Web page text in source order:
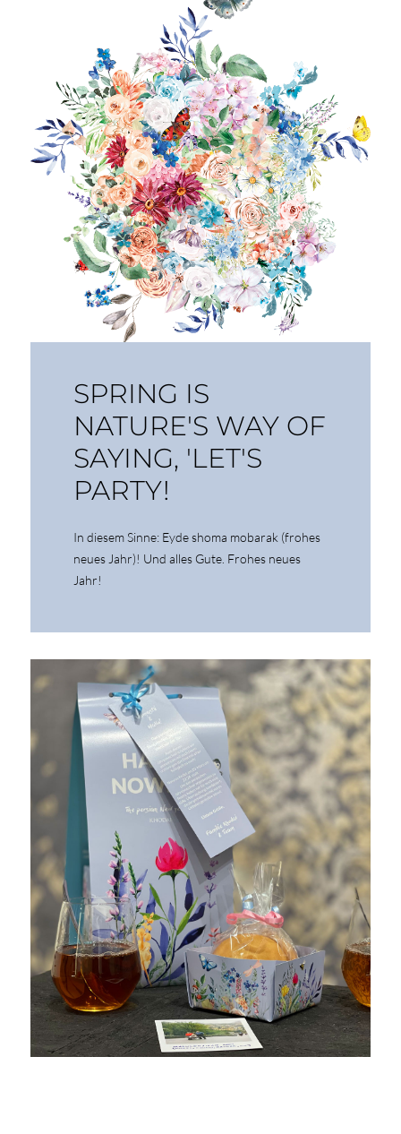
SPRING IS
NATURE'S WAY OF
SAYING, 'LET'S
PARTY!
In diesem Sinne: Eyde shoma mobarak (frohes
neues Jahr)! Und alles Gute. Frohes neues
Jahr!